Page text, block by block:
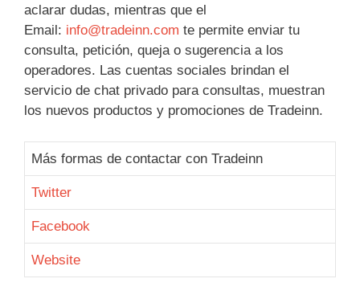
aclarar dudas, mientras que el
Email: info@tradeinn.com te permite enviar tu
consulta, petición, queja o sugerencia a los
operadores. Las cuentas sociales brindan el
servicio de chat privado para consultas, muestran
los nuevos productos y promociones de Tradeinn.
Más formas de contactar con Tradeinn
Twitter
Facebook
Website